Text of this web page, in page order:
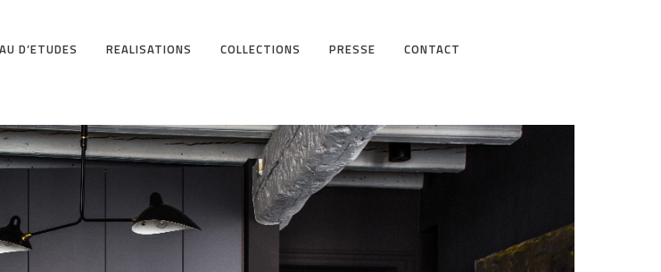
D’ETUDES REALISATIONS COLLECTIONS PRESSE CONTACT